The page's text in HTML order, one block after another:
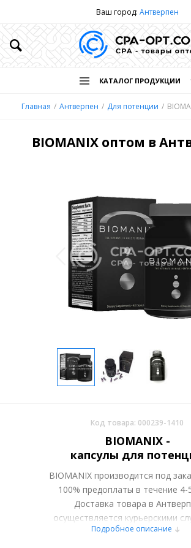
Ваш город: Антверпен
КАТАЛОГ ПРОДУКЦИИ
Главная Антверпен Для потенции
BIOMANIX оптом в
Код товара: 000239-1410
BIOMANIX -
капсулы для
BIOMANIX производится под
100% предоплаты в течение 4-
Доставка товара в
осуществляется курьерскими
или самовывозом со склада в
Подробное описание